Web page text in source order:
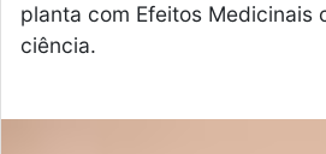
planta com Efeitos Medicinais
ciência.